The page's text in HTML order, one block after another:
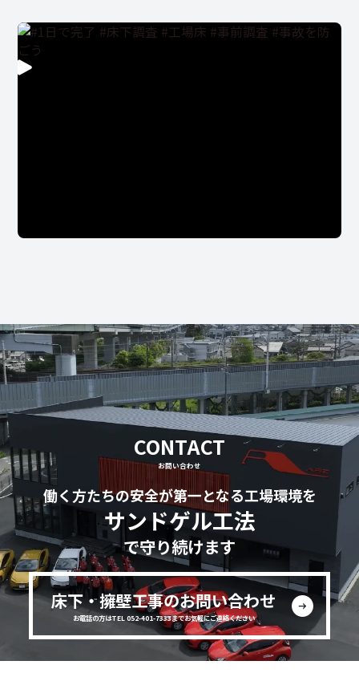
CONTACT
お問い合わせ
働く方たちの安全が第一となる工場環境を
サンドゲル工法
で守り続けます
床下・擁壁工事のお問い合わせ
お電話の方はTEL 052-401-7333までお気軽にご連絡ください